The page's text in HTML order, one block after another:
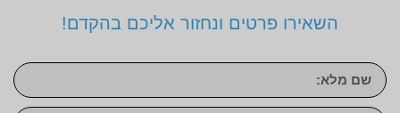
השאירו פרטים ונחזור אליכם בהקדם!